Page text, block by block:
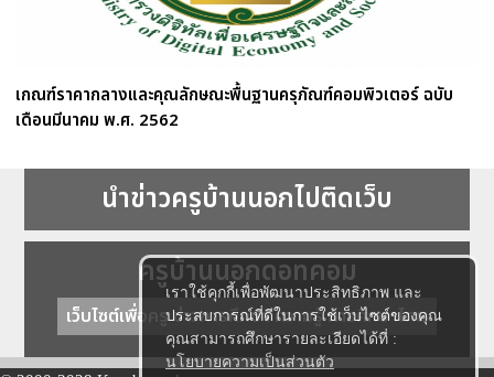
เราใช้คุกกี้เพื่อพัฒนาประสิทธิภาพ และ
ประสบการณ์ที่ดีในการใช้เว็บไซต์ของคุณ
คุณสามารถศึกษารายละเอียดได้ที่ :
นโยบายความเป็นส่วนตัว
เกณฑ์ราคากลางและคุณลักษณะพื้นฐานครุภัณฑ์คอมพิวเตอร์ ฉบับ
เดือนมีนาคม พ.ศ. 2562
นำข่าวครูบ้านนอกไปติดเว็บ
ครูบ้านนอกดอทคอม
เว็บไซต์เพื่อครู ข่าวการศึกษา ความรู้ การศึกษาไทย